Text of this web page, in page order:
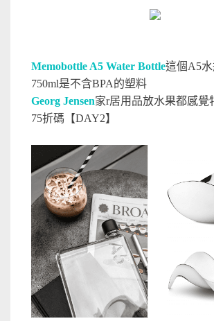
Memobottle A5 Water Bottle這個A5
750ml是不含BPA的塑料
Georg Jensen家r居用品放水果都感覺
75折碼【DAY2】